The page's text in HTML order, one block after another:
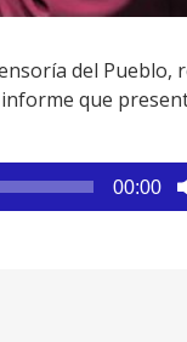
del Pueblo,
que
00:00